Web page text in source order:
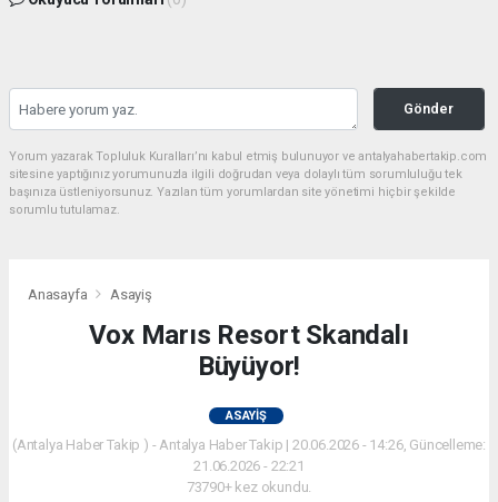
Gönder
Yorum yazarak Topluluk Kuralları’nı kabul etmiş bulunuyor ve antalyahabertakip.com
sitesine yaptığınız yorumunuzla ilgili doğrudan veya dolaylı tüm sorumluluğu tek
başınıza üstleniyorsunuz. Yazılan tüm yorumlardan site yönetimi hiçbir şekilde
sorumlu tutulamaz.
Anasayfa Asayiş
Vox Marıs Resort Skandalı
Büyüyor!
ASAYIŞ
(Antalya Haber Takip ) - Antalya Haber Takip | 20.06.2026 - 14:26, Güncelleme:
21.06.2026 - 22:21
73790+ kez okundu.